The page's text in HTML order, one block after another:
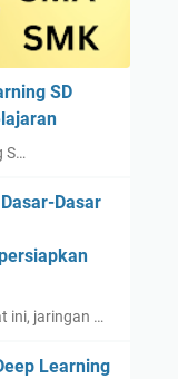
SD
S…
Dasar
ini, jaringan …
Learning